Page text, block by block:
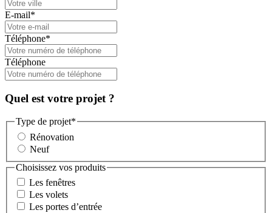
E-mail*
Téléphone*
Téléphone
Quel est votre projet ?
Type de projet*
Rénovation
Neuf
Choisissez vos produits
Les fenêtres
Les volets
Les portes d’entrée